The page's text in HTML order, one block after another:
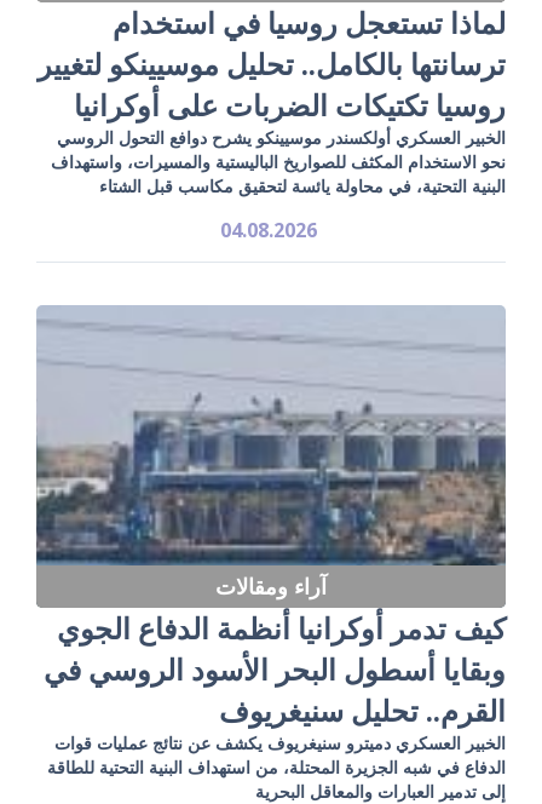
لماذا تستعجل روسيا في استخدام
ترسانتها بالكامل.. تحليل موسيينكو لتغيير
روسيا تكتيكات الضربات على أوكرانيا
الخبير العسكري أولكسندر موسيينكو يشرح دوافع التحول الروسي
نحو الاستخدام المكثف للصواريخ الباليستية والمسيرات، واستهداف
البنية التحتية، في محاولة يائسة لتحقيق مكاسب قبل الشتاء
04.08.2026
آراء ومقالات
كيف تدمر أوكرانيا أنظمة الدفاع الجوي
وبقايا أسطول البحر الأسود الروسي في
القرم.. تحليل سنيغريوف
الخبير العسكري دميترو سنيغريوف يكشف عن نتائج عمليات قوات
الدفاع في شبه الجزيرة المحتلة، من استهداف البنية التحتية للطاقة
إلى تدمير العبارات والمعاقل البحرية